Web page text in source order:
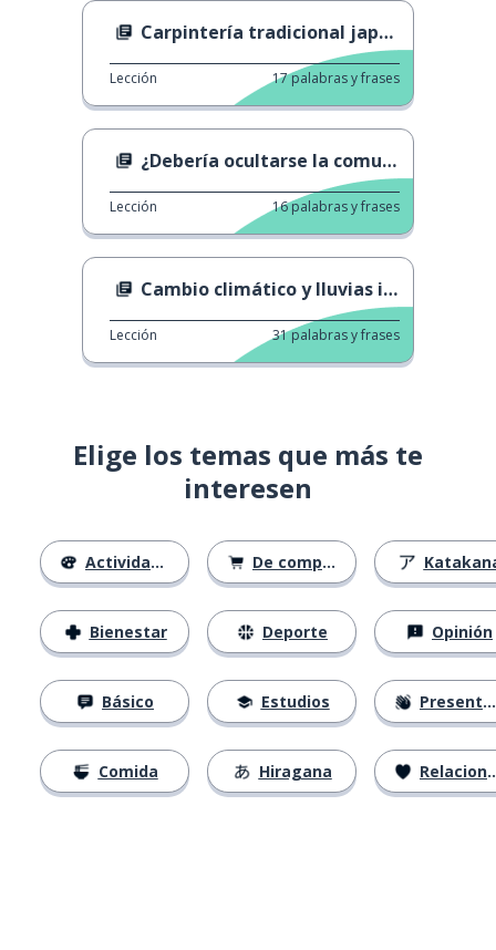
Carpintería tradicional japonesa
Lección 17palabras y frases
¿Debería ocultarse la comunidad LGBT?
Lección 16palabras y frases
Cambio climático y lluvias intensas
Lección 31palabras y frases
Elige los temas que más te
interesen
Actividades
Bienestar
Básico
Comida
De compras
Deporte
Estudios
Hiragana
Opinión
Presentación
Relaciones